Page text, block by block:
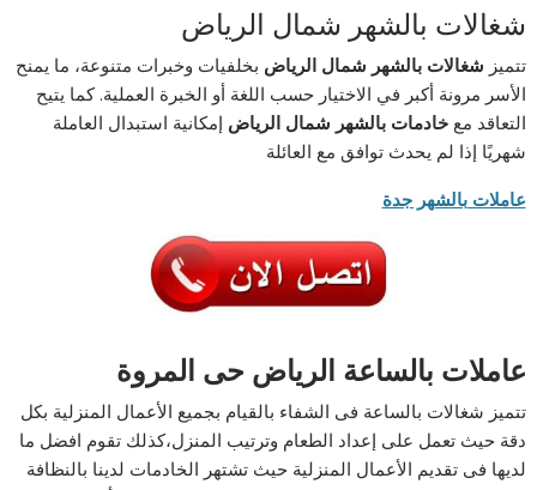
شغالات بالشهر شمال الرياض
تتميز شغالات بالشهر شمال الرياض بخلفيات وخبرات متنوعة، ما يمنح
الأسر مرونة أكبر في الاختيار حسب اللغة أو الخبرة العملية. كما يتيح
التعاقد معخادمات بالشهر شمال الرياض إمكانية استبدال العاملة
شهريًا إذا لم يحدث توافق مع العائلة
عاملات بالشهر جدة
عاملات بالساعة الرياض حى المروة
تتميز شغالات بالساعة فى الشفاء بالقيام بجميع الأعمال المنزلية بكل
دقة حيث تعمل على إعداد الطعام وترتيب المنزل،كذلك تقوم افضل ما
لديها فى تقديم الأعمال المنزلية حيث تشتهر الخادمات لدينا بالنظافة